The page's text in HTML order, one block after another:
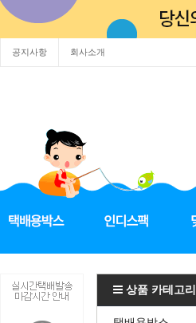
공지사항 회사소개
상품 카테고리